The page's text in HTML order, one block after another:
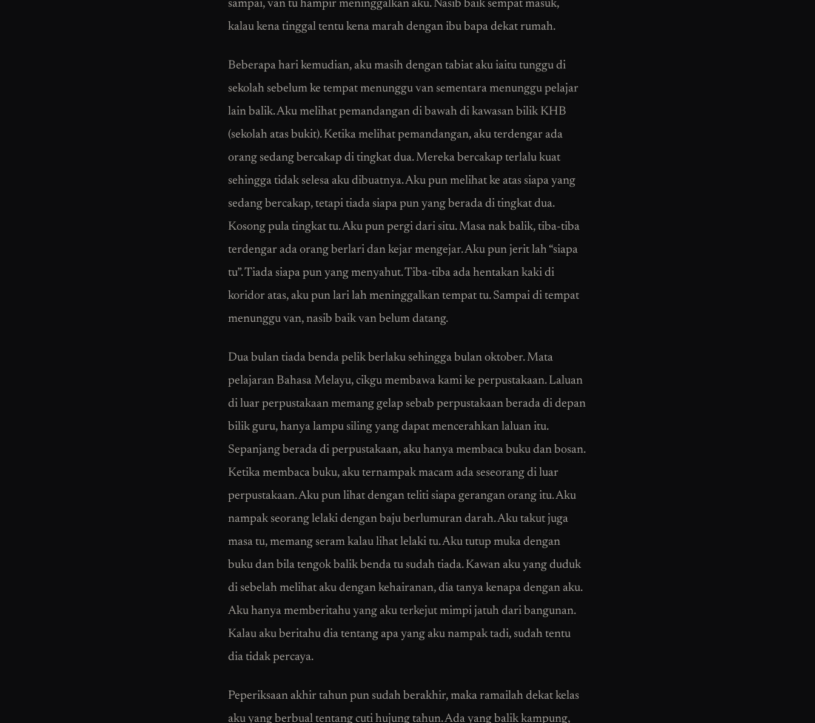
sampai, van tu hampir meninggalkan aku. Nasib baik sempat masuk,
kalau kena tinggal tentu kena marah dengan ibu bapa dekat rumah.
Beberapa hari kemudian, aku masih dengan tabiat aku iaitu tunggu di
sekolah sebelum ke tempat menunggu van sementara menunggu pelajar
lain balik. Aku melihat pemandangan di bawah di kawasan bilik KHB
(sekolah atas bukit). Ketika melihat pemandangan, aku terdengar ada
orang sedang bercakap di tingkat dua. Mereka bercakap terlalu kuat
sehingga tidak selesa aku dibuatnya. Aku pun melihat ke atas siapa yang
sedang bercakap, tetapi tiada siapa pun yang berada di tingkat dua.
Kosong pula tingkat tu. Aku pun pergi dari situ. Masa nak balik, tiba-tiba
terdengar ada orang berlari dan kejar mengejar. Aku pun jerit lah “siapa
tu”. Tiada siapa pun yang menyahut. Tiba-tiba ada hentakan kaki di
koridor atas, aku pun lari lah meninggalkan tempat tu. Sampai di tempat
menunggu van, nasib baik van belum datang.
Dua bulan tiada benda pelik berlaku sehingga bulan oktober. Mata
pelajaran Bahasa Melayu, cikgu membawa kami ke perpustakaan. Laluan
di luar perpustakaan memang gelap sebab perpustakaan berada di depan
bilik guru, hanya lampu siling yang dapat mencerahkan laluan itu.
Sepanjang berada di perpustakaan, aku hanya membaca buku dan bosan.
Ketika membaca buku, aku ternampak macam ada seseorang di luar
perpustakaan. Aku pun lihat dengan teliti siapa gerangan orang itu. Aku
nampak seorang lelaki dengan baju berlumuran darah. Aku takut juga
masa tu, memang seram kalau lihat lelaki tu. Aku tutup muka dengan
buku dan bila tengok balik benda tu sudah tiada. Kawan aku yang duduk
di sebelah melihat aku dengan kehairanan, dia tanya kenapa dengan aku.
Aku hanya memberitahu yang aku terkejut mimpi jatuh dari bangunan.
Kalau aku beritahu dia tentang apa yang aku nampak tadi, sudah tentu
dia tidak percaya.
Peperiksaan akhir tahun pun sudah berakhir, maka ramailah dekat kelas
aku yang berbual tentang cuti hujung tahun. Ada yang balik kampung,